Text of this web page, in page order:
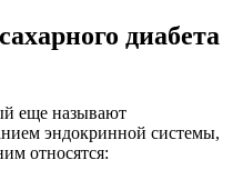
диабета
еще называют
эндокринной системы,
относятся: